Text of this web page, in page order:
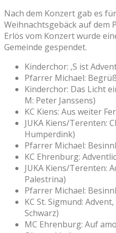
Nach dem Konzert gab es
Weihnachtsgebäck auf dem
Erlös vom Konzert wurde
Gemeinde gespendet.
Kinderchor: ‚S ist
Pfarrer Michael:
Kinderchor: Das Licht
M: Peter Janssens)
KC Kiens: Aus weiter
JUKA Kiens/Terenten:
Humperdink)
Pfarrer Michael:
KC Ehrenburg:
JUKA Kiens/Terenten:
Palestrina)
Pfarrer Michael:
KC St. Sigmund:
Schwarz)
MC Ehrenburg: Auf